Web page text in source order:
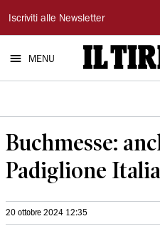
Il
Tirreno
Iscriviti alle Newsletter
MENU
Buchmesse:
Padiglione Italia
20 ottobre 2024 12:35